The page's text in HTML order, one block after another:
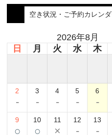
空き状況・ご予約カレン
2026年8月
日
月 火 水 木
2
-
3
-
4
-
5
-
6
-
9
○
10
○
11
×
12
-
13
-